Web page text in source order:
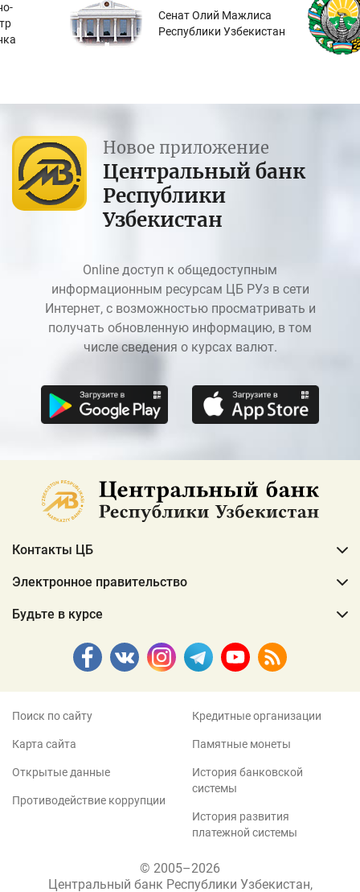
Сенат Олий Мажлиса
Республики Узбекистан
Новое приложение
Центральный банк
Республики
Узбекистан
Online доступ к общедоступным
информационным ресурсам ЦБ РУз в сети
Интернет, с возможностью просматривать и
получать обновленную информацию, в том
числе сведения о курсах валют.
Контакты ЦБ
Электронное правительство
Будьте в курсе
Поиск по сайту
Карта сайта
Открытые данные
Противодействие коррупции
Кредитные организации
Памятные монеты
История банковской
системы
История развития
платежной системы
© 2005–2026
Центральный банк Республики Узбекистан,